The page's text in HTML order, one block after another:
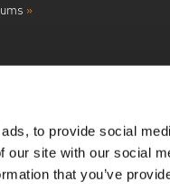
to provide social
our site with our social
that you’ve
»